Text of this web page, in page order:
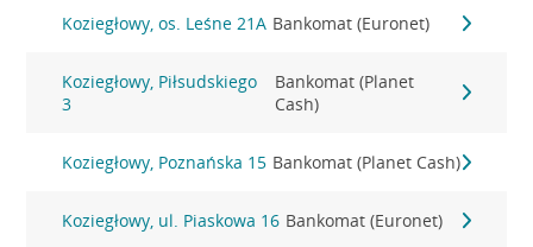
Koziegłowy, os. Leśne 21A Bankomat (Euronet)
Koziegłowy, Piłsudskiego
3
Bankomat (Planet
Cash)
Koziegłowy, Poznańska 15 Bankomat (Planet Cash)
Koziegłowy, ul. Piaskowa 16 Bankomat (Euronet)